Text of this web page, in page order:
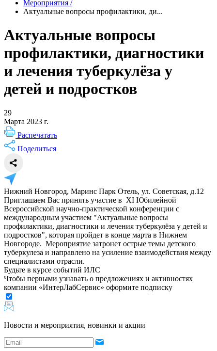
Мероприятия /
Актуальные вопросы профилактики, ди...
Актуальные вопросы
профилактики, диагностики
и лечения туберкулёза у
детей и подростков
29
Марта 2023 г.
Распечатать
Поделиться
Нижний Новгород, Маринс Парк Отель, ул. Советская, д.12
Приглашаем Вас принять участие в XI Юбилейной
Всероссийской научно-практической конференции с
международным участием "Актуальные вопросы
профилактики, диагностики и лечения туберкулёза у детей и
подростков", которая пройдет в конце марта в Нижнем
Новгороде. Мероприятие затронет острые темы детского
туберкулеза и направлено на усиление взаимодействия между
специалистами отрасли.
Будьте в курсе событий ИЛС
Чтобы первыми узнавать о предложениях и активностях
компании «ИнтерЛабСервис» оформите подписку
Новости и мероприятия, новинки и акции